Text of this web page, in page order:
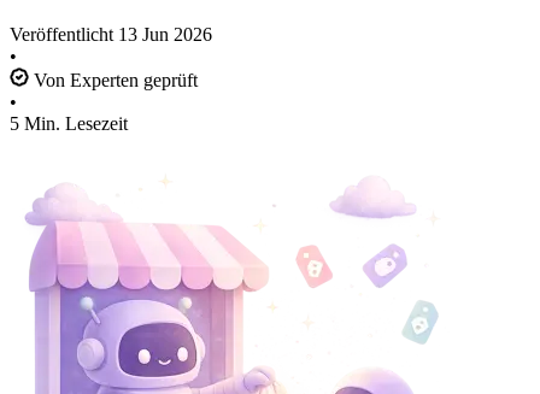
Veröffentlicht 13 Jun 2026
•
Von Experten geprüft
•
5 Min. Lesezeit